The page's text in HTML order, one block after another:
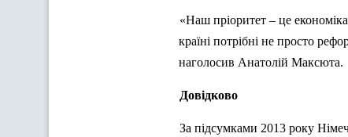
«Наш пріоритет – це
країні потрібні не просто
наголосив Анатолій Максюта.
Довідково
За підсумками 2013 року